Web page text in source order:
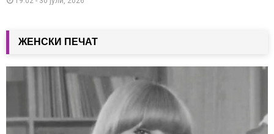
ЖЕНСКИ ПЕЧАТ